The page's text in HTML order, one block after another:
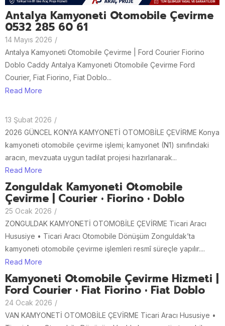
Antalya Kamyoneti Otomobile Çevirme
0532 285 60 61
14 Mayıs 2026 /
Antalya Kamyoneti Otomobile Çevirme | Ford Courier Fiorino
Doblo Caddy Antalya Kamyoneti Otomobile Çevirme Ford
Courier, Fiat Fiorino, Fiat Doblo...
Read More
13 Şubat 2026 /
2026 GÜNCEL KONYA KAMYONETİ OTOMOBİLE ÇEVİRME Konya
kamyoneti otomobile çevirme işlemi; kamyonet (N1) sınıfındaki
aracın, mevzuata uygun tadilat projesi hazırlanarak...
Read More
Zonguldak Kamyoneti Otomobile
Çevirme | Courier • Fiorino • Doblo
25 Ocak 2026 /
ZONGULDAK KAMYONETİ OTOMOBİLE ÇEVİRME Ticari Aracı
Hususiye • Ticari Aracı Otomobile Dönüşüm Zonguldak’ta
kamyoneti otomobile çevirme işlemleri resmî süreçle yapılır....
Read More
Kamyoneti Otomobile Çevirme Hizmeti |
Ford Courier • Fiat Fiorino • Fiat Doblo
24 Ocak 2026 /
VAN KAMYONETİ OTOMOBİLE ÇEVİRME Ticari Aracı Hususiye •